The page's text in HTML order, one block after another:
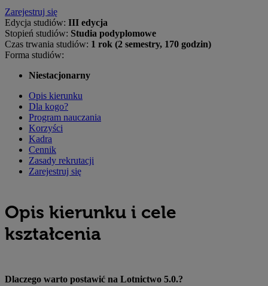
Zarejestruj się
Edycja studiów: III edycja
Stopień studiów: Studia podyplomowe
Czas trwania studiów: 1 rok (2 semestry, 170 godzin)
Forma studiów:
Niestacjonarny
Opis kierunku
Dla kogo?
Program nauczania
Korzyści
Kadra
Cennik
Zasady rekrutacji
Zarejestruj się
Opis kierunku i cele
kształcenia
Dlaczego warto postawić na Lotnictwo 5.0.?